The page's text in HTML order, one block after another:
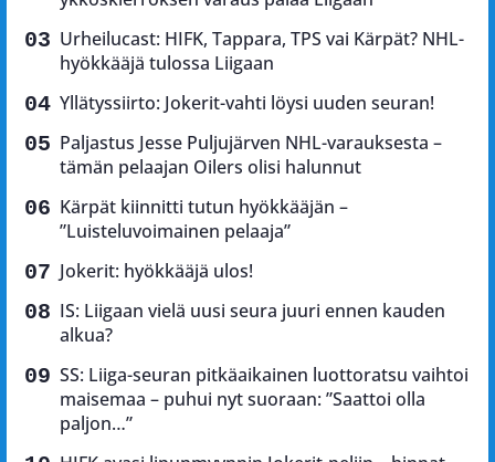
Urheilucast: HIFK, Tappara, TPS vai Kärpät? NHL-
hyökkääjä tulossa Liigaan
Yllätyssiirto: Jokerit-vahti löysi uuden seuran!
Paljastus Jesse Puljujärven NHL-varauksesta –
tämän pelaajan Oilers olisi halunnut
Kärpät kiinnitti tutun hyökkääjän –
”Luisteluvoimainen pelaaja”
Jokerit: hyökkääjä ulos!
IS: Liigaan vielä uusi seura juuri ennen kauden
alkua?
SS: Liiga-seuran pitkäaikainen luottoratsu vaihtoi
maisemaa – puhui nyt suoraan: ”Saattoi olla
paljon…”